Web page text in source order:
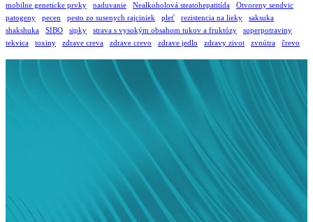
mobilne geneticke prvky naduvanie Nealkoholová steatohepatitída
Otvoreny sendvic
patogeny
pecen pesto zo susenych rajciniek pleť rezistencia na lieky
saksuka
shakshuka
SIBO sipky strava s vysokým obsahom tukov a fruktózy
superpotraviny
tekvica
toxiny zdrave creva zdrave crevo zdrave jedlo zdravy zivot zvnútra črevo